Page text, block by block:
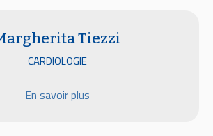
Tiezzi
CARDIOLOGIE
En savoir plus